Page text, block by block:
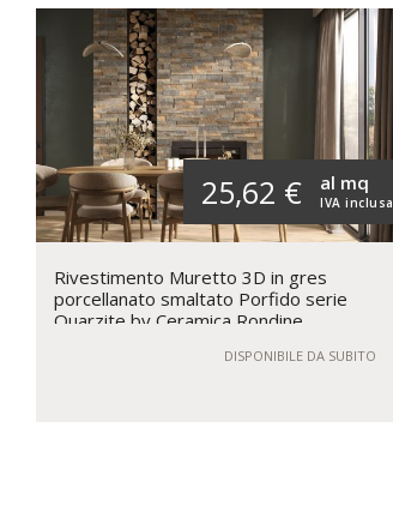
25,62 € IVA inclusa
al mq
Rivestimento Muretto 3D in gres
porcellanato smaltato Porfido serie
Quarzite by Ceramica Rondine
DISPONIBILE DA SUBITO